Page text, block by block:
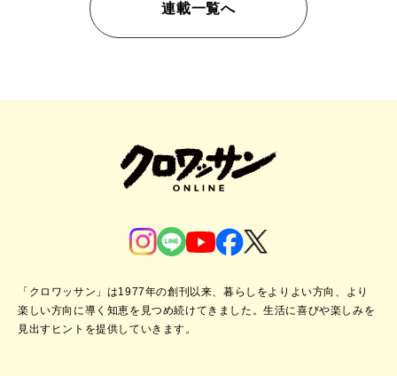
連載一覧へ
「クロワッサン」は1977年の創刊以来、暮らしをよりよい方向、より
楽しい方向に導く知恵を見つめ続けてきました。生活に喜びや楽しみを
見出すヒントを提供していきます。